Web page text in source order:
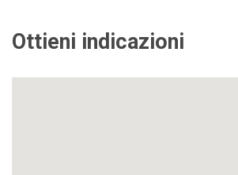
Ottieni indicazioni